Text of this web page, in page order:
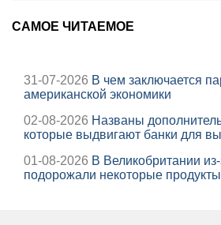
САМОЕ ЧИТАЕМОЕ
31-07-2026 В чем заключается
американской экономики
02-08-2026 Названы
которые выдвигают банки для
01-08-2026 В Великобритании из-
подорожали некоторые продукты